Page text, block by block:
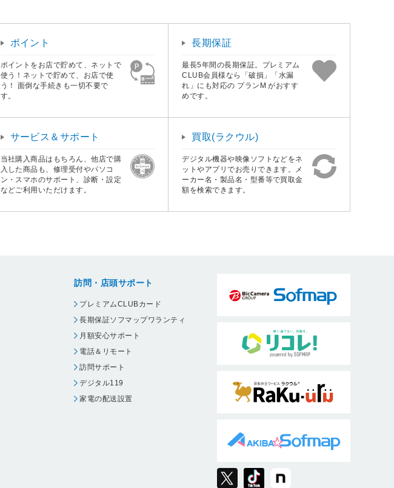
ポイント
ポイントをお店で貯めて、ネットで
使う！ネットで貯めて、お店で使
う！ 面倒な手続きも一切不要で
す。
長期保証
最長5年間の長期保証。プレミアム
CLUB会員様なら「破損」「水漏
れ」にも対応の プランM がおすす
めです。
サービス＆サポート
当社購入商品はもちろん、他店で購
入した商品も、修理受付やパソコ
ン・スマホのサポート、診断・設定
などご利用いただけます。
買取(ラクウル)
デジタル機器や映像ソフトなどをネ
ットやアプリでお売りできます。メ
ーカー名・製品名・型番等で買取金
額を検索できます。
訪問・店頭サポート
プレミアムCLUBカード
長期保証ソフマップワランティ
月額安心サポート
電話＆リモート
訪問サポート
デジタル119
家電の配送設置